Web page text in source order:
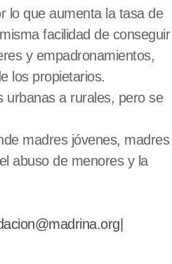
lo que aumenta la tasa de
facilidad de conseguir
y empadronamientos,
los propietarios.
urbanas a rurales, pero se
madres jóvenes, madres
abuso de menores y la